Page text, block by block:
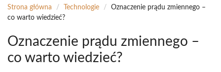
Strona główna / Technologie /
Oznaczenie prądu zmiennego –
co warto wiedzieć?
Oznaczenie prądu zmiennego –
co warto wiedzieć?